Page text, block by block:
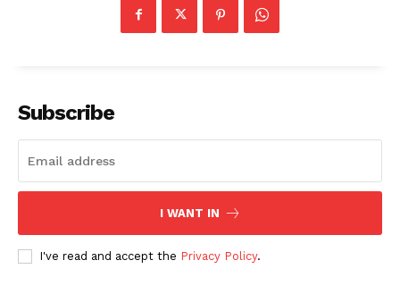
Subscribe
I WANT IN
I've read and accept the Privacy Policy.